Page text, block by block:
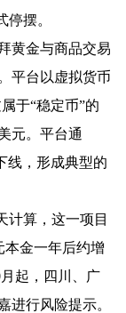
摆。
黄金与商品交易
平台以虚拟货币
于“稳定币”的
元。平台通
线，形成典型的
计算，这一项目
本金一年后约增
起，四川、广
进行风险提示。